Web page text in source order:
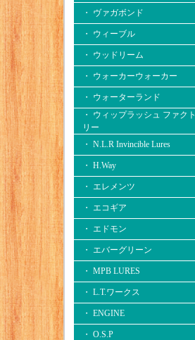
・ ヴァガボンド
・ ウィーブル
・ ウッドリーム
・ ウォーカーウォーカー
・ ウォーターランド
・ ウィップラッシュ ファクト
リー
・ N.L.R Invincible Lures
・ H.Way
・ エレメンツ
・ エコギア
・ エドモン
・ エバーグリーン
・ MPB LURES
・ L.T.ワークス
・ ENGINE
・ O.S.P